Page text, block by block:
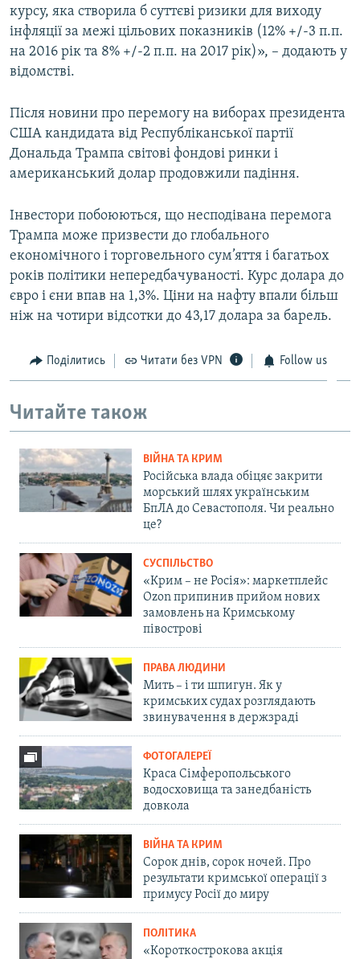
курсу, яка створила б суттєві ризики для виходу
інфляції за межі цільових показників (12% +/-3 п.п.
на 2016 рік та 8% +/-2 п.п. на 2017 рік)», – додають у
відомстві.
Після новини про перемогу на виборах президента
США кандидата від Республіканської партії
Дональда Трампа світові фондові ринки і
американський долар продовжили падіння.
Інвестори побоюються, що несподівана перемога
Трампа може призвести до глобального
економічного і торговельного сум’яття і багатьох
років політики непередбачуваності. Курс долара до
євро і єни впав на 1,3%. Ціни на нафту впали більш
ніж на чотири відсотки до 43,17 долара за барель.
Поділитись Читати без VPN Follow us
Читайте також
ВІЙНА ТА КРИМ
Російська влада обіцяє закрити
морський шлях українським
БпЛА до Севастополя. Чи реально
це?
СУСПІЛЬСТВО
«Крим – не Росія»: маркетплейс
Ozon припинив прийом нових
замовлень на Кримському
півострові
ПРАВА ЛЮДИНИ
Мить – і ти шпигун. Як у
кримських судах розглядають
звинувачення в держзраді
ФОТОГАЛЕРЕЇ
Краса Сімферопольського
водосховища та занедбаність
довкола
ВІЙНА ТА КРИМ
Сорок днів, сорок ночей. Про
результати кримської операції з
примусу Росії до миру
ПОЛІТИКА
«Короткострокова акція